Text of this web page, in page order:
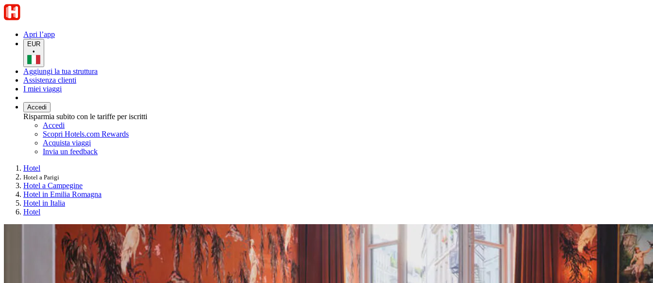
Apri l’app
EUR
•
Aggiungi la tua struttura
Assistenza clienti
I miei viaggi
Accedi
Risparmia subito con le tariffe per iscritti
Accedi
Scopri Hotels.com Rewards
Acquista viaggi
Invia un feedback
Hotel
Hotel a Parigi
Hotel a Campegine
Hotel in Emilia Romagna
Hotel in Italia
Hotel